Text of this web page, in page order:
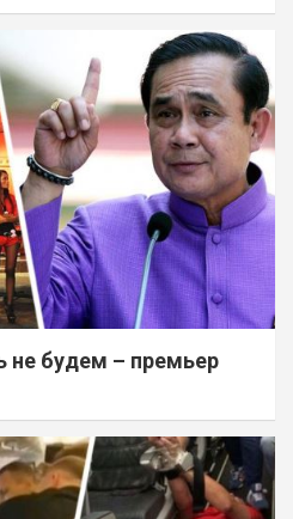
будем – премьер